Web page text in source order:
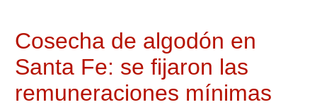
Cosecha de algodón en
Santa Fe: se fijaron las
remuneraciones mínimas